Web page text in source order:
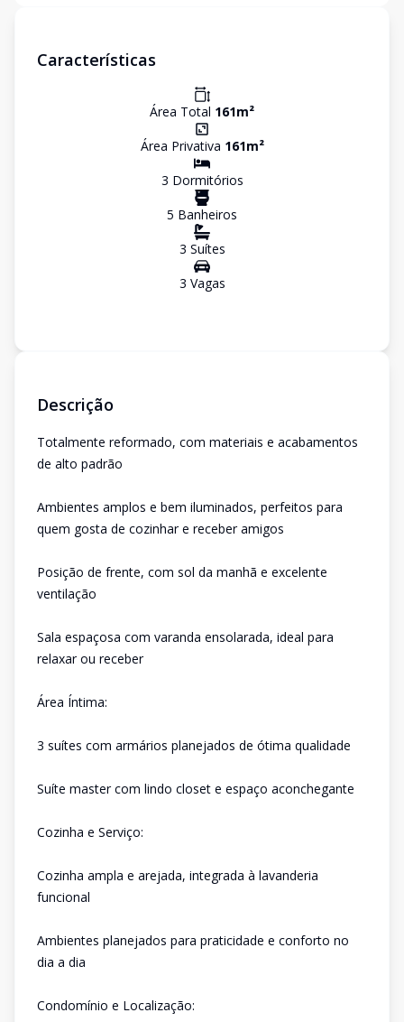
Características
Área Total 161m²
Área Privativa 161m²
3 Dormitórios
5 Banheiros
3 Suítes
3 Vagas
Descrição
Totalmente reformado, com materiais e acabamentos
de alto padrão
Ambientes amplos e bem iluminados, perfeitos para
quem gosta de cozinhar e receber amigos
Posição de frente, com sol da manhã e excelente
ventilação
Sala espaçosa com varanda ensolarada, ideal para
relaxar ou receber
Área Íntima:
3 suítes com armários planejados de ótima qualidade
Suíte master com lindo closet e espaço aconchegante
Cozinha e Serviço:
Cozinha ampla e arejada, integrada à lavanderia
funcional
Ambientes planejados para praticidade e conforto no
dia a dia
Condomínio e Localização: